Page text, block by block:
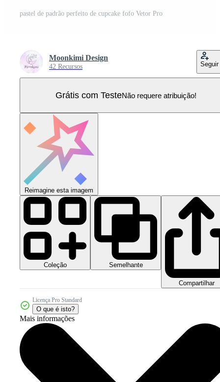
pastel de padrão perfeito de cupcake fofo Vetor Pro
Moonkimi Design
42 Recursos Seguir
Grátis com TesteNão requere atribuição!
Reimagine esta imagem
Coleção Semelhante
Compartilhar
Licença Pro Standard
O que é isto?
Mais informações